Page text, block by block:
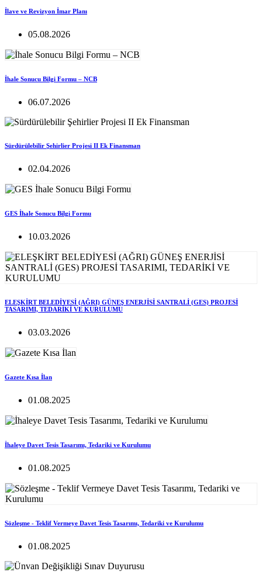
İlave ve Revizyon İmar Planı
05.08.2026
İhale Sonucu Bilgi Formu – NCB
06.07.2026
Sürdürülebilir Şehirlier Projesi II Ek Finansman
02.04.2026
GES İhale Sonucu Bilgi Formu
10.03.2026
ELEŞKİRT BELEDİYESİ (AĞRI) GÜNEŞ ENERJİSİ SANTRALİ (GES) PROJESİ
TASARIMI, TEDARİKİ VE KURULUMU
03.03.2026
Gazete Kısa İlan
01.08.2025
İhaleye Davet Tesis Tasarımı, Tedariki ve Kurulumu
01.08.2025
Sözleşme - Teklif Vermeye Davet Tesis Tasarımı, Tedariki ve Kurulumu
01.08.2025